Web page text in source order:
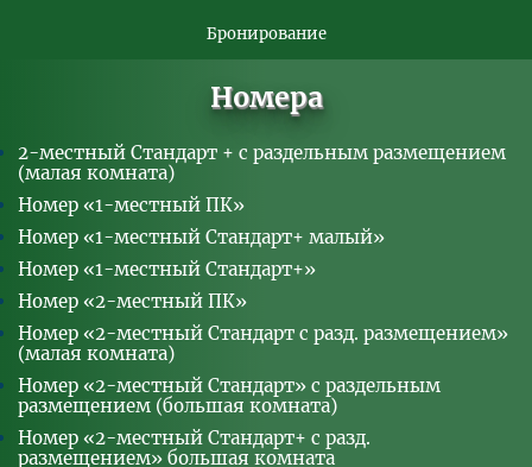
Бронирование
Номера
2-местный Стандарт + с раздельным размещением
(малая комната)
Номер «1-местный ПК»
Номер «1-местный Стандарт+ малый»
Номер «1-местный Стандарт+»
Номер «2-местный ПК»
Номер «2-местный Стандарт с разд. размещением»
(малая комната)
Номер «2-местный Стандарт» с раздельным
размещением (большая комната)
Номер «2-местный Стандарт+ с разд.
размещением» большая комната